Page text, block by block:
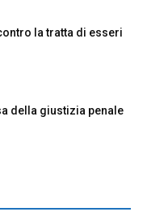
la tratta di esseri
della giustizia penale